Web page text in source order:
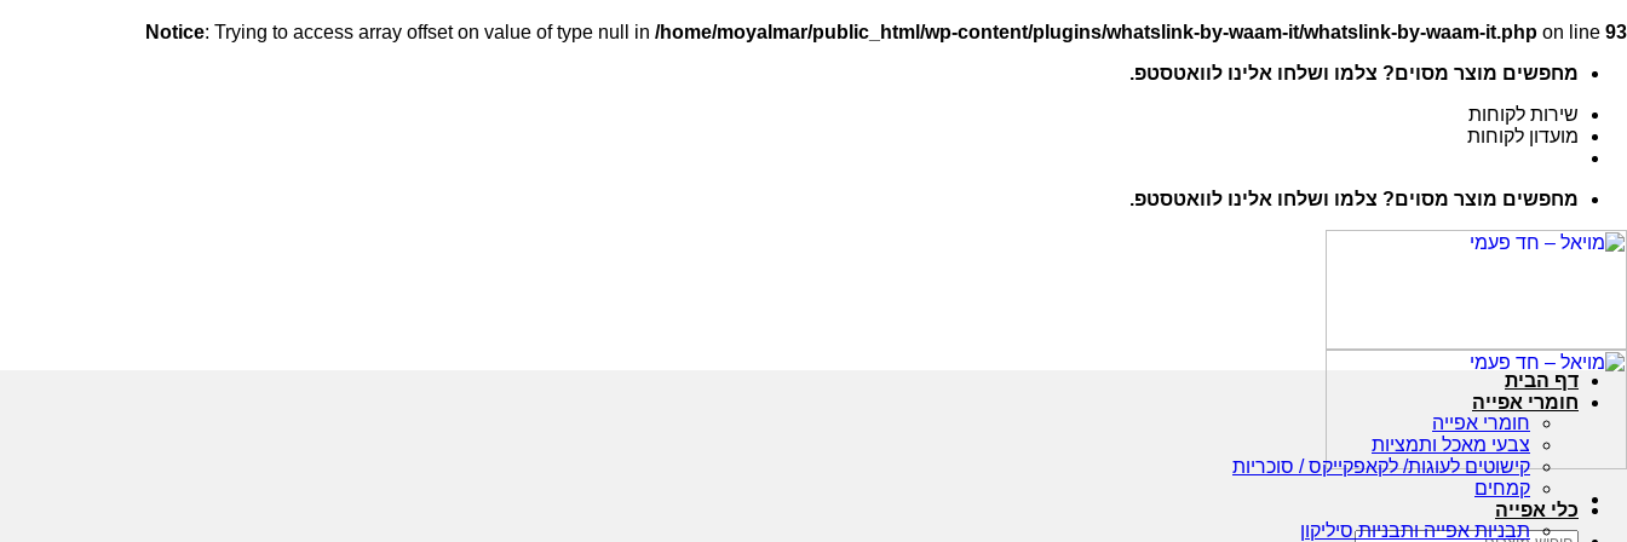
Notice: Trying to access array offset on value of type null in /home/moyalmar/public_html/wp-content/plugins/whatslink-by-waam-it/whatslink-by-waam-it.php on line 93
מחפשים מוצר מסוים? צלמו ושלחו אלינו לוואטסטפ.
שירות לקוחות
מועדון לקוחות
מחפשים מוצר מסוים? צלמו ושלחו אלינו לוואטסטפ.
דף הבית
חומרי אפייה
חומרי אפייה
צבעי מאכל ותמציות
קישוטים לעוגות/ לקאפקייקס / סוכריות
קמחים
כלי אפייה
תבניות אפייה ותבניות סיליקון